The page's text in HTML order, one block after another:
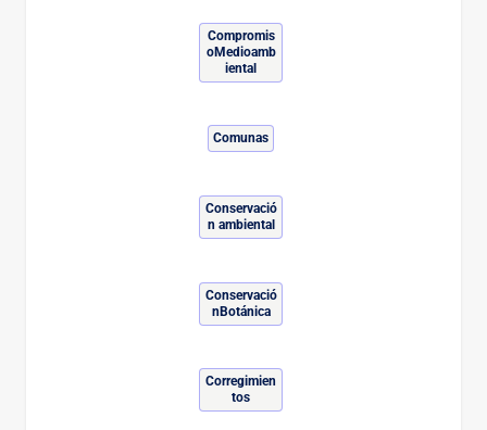
Compromis
oMedioamb
iental
Comunas
Conservació
n ambiental
Conservació
nBotánica
Corregimien
tos